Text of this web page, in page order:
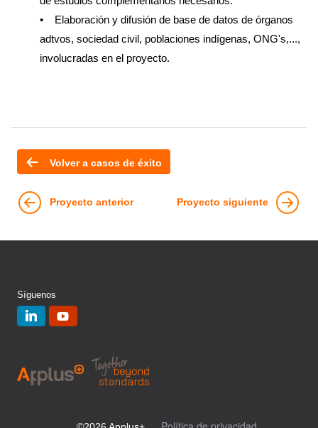
• Elaboración y difusión de base de datos de órganos
adtvos, sociedad civil, poblaciones indígenas, ONG's,...,
involucradas en el proyecto.
Volver a casos de éxito
Proyecto anterior Proyecto siguiente
Síguenos